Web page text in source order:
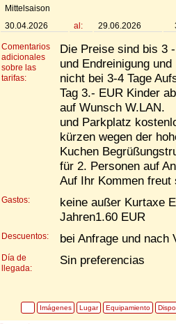
Mittelsaison
30.04.2026
al: 29.06.2026
Comentarios
adicionales
sobre las
tarifas:
Die Preise sind bis 3
und Endreinigung
nicht bei 3-4 Tage
Tag 3.- EUR Kinder
auf Wunsch W.LAN.
und Parkplatz
kürzen wegen der
Kuchen
für 2. Personen auf
Auf Ihr Kommen
Gastos:
keine außer Kurtaxe
Jahren1.60 EUR
Descuentos: bei Anfrage und nach
Día de
llegada:
Sin preferencias
Imágenes Lugar Equipamiento